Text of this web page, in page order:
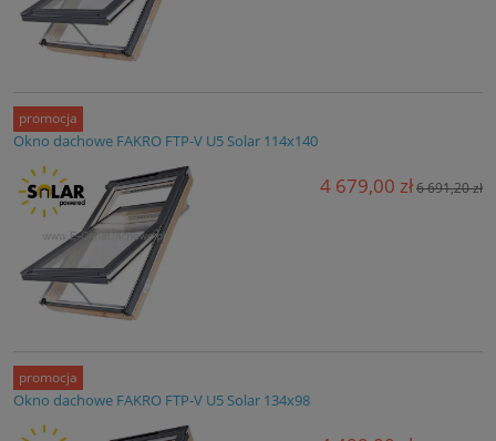
Okno dachowe FAKRO FTP-V U5 Solar 114x140
4 679,00 zł6 691,20 zł
promocja
Okno dachowe FAKRO FTP-V U5 Solar 134x98
promocja